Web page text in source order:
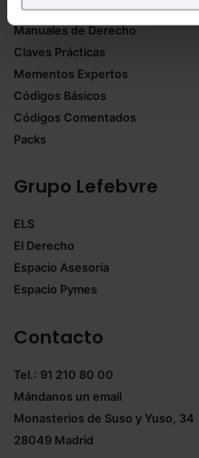
experiencia en la web
Puedes
También puedes
seleccionar solo
Saber más acerca de las
Formularios Jurídicos
Manuales de Derecho
Claves Prácticas
Mementos Expertos
Códigos Básicos
Códigos Comentados
Packs
Grupo Lefebvre
ELS
El Derecho
Espacio Asesoría
Espacio Pymes
Contacto
Tel.: 91 210 80 00
Mándanos un email
Monasterios de Suso y Yuso, 34
28049 Madrid